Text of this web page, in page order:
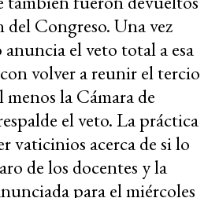
Congreso. Una vez
el veto total a esa
volver a reunir el tercio
la Cámara de
el veto. La práctica
vaticinios acerca de si lo
de los docentes y la
para el miércoles